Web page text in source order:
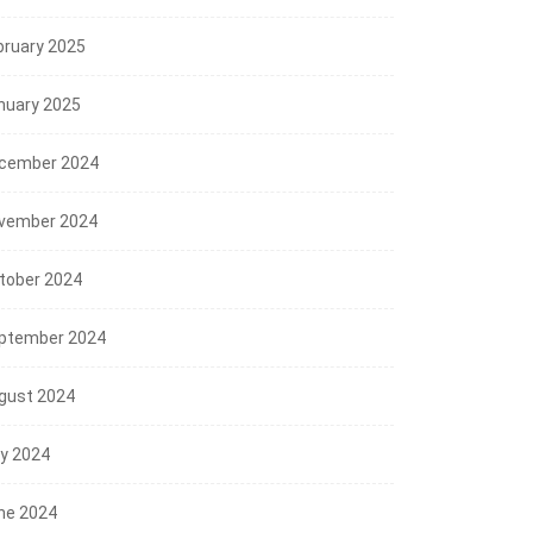
2025
2025
2024
2024
2024
2024
2024
2024
2024